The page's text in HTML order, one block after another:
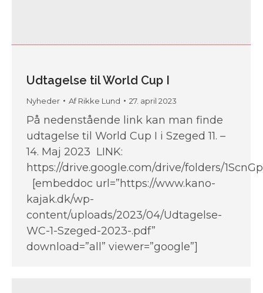
Udtagelse til World Cup I
Nyheder AfRikke Lund 27. april 2023
På nedenstående link kan man finde
udtagelse til World Cup I i Szeged 11. –
14. Maj 2023 LINK:
https://drive.google.com/drive/folders/
[embeddoc url=”https://www.kano-
kajak.dk/wp-
content/uploads/2023/04/Udtagelse-
WC-1-Szeged-2023-.pdf”
download=”all” viewer=”google”]